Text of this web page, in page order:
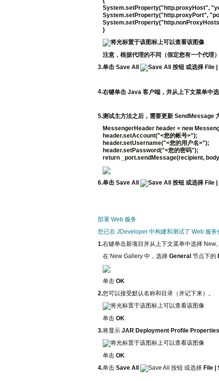
System.setProperty("http.proxyHost",
System.setProperty("http.proxyPort",
}
注意，根据代理的不同（假定您有一个代理
3.单击 Save All 或选择 File
4.右键单击 Java 客户端，并从上下文菜单中
5.测试主方法之后，需要更新 SendMessage
MessengerHeader header = new
header.setAccount("<您的帐号>");
header.setUsername("<您的用户名>");
header.setPassword("<您的密码");
return _port.sendMessage(recipient,
6.单击 Save All 或选择 File
部署 Web 服务
您已在 JDeveloper 中构建和测试了 Web 服
1.右键单击新项目并从上下文菜单中选择 New
在 New Gallery 中，选择 General 节点下的
单击 OK
2.您可以接受默认名称和目录（并记下来）。
单击 OK
3.将显示 JAR Deployment Profile Properties
单击 OK
4.单击 Save All 或选择 File |